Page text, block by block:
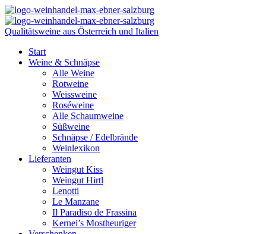
Qualitätsweine aus Österreich und Italien
Start
Weine & Schnäpse
Alle Weine
Rotweine
Weissweine
Roséweine
Alle Schaumweine
Süßweine
Schnäpse / Edelbrände
Weinlexikon
Lieferanten
Weingut Kiss
Weingut Hirtl
Lenotti
Le Manzane
Il Paradiso de Frassina
Kernei’s Mostheuriger